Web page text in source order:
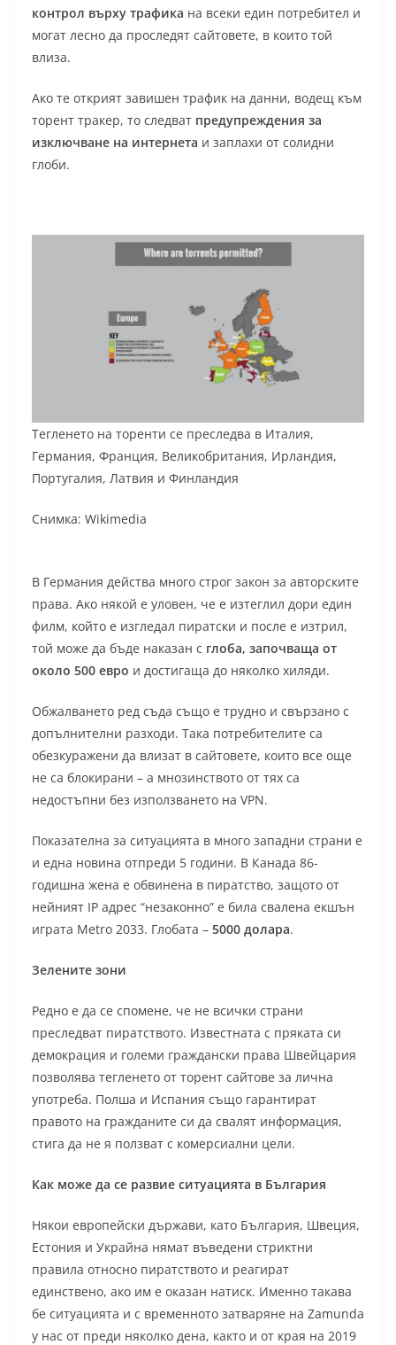
контрол върху трафика на всеки един потребител и
могат лесно да проследят сайтовете, в които той
влиза.
Ако те открият завишен трафик на данни, водещ към
торент тракер, то следват предупреждения за
изключване на интернета и заплахи от солидни
глоби.
Тегленето на торенти се преследва в Италия,
Германия, Франция, Великобритания, Ирландия,
Португалия, Латвия и Финландия
Снимка: Wikimedia
В Германия действа много строг закон за авторските
права. Ако някой е уловен, че е изтеглил дори един
филм, който е изгледал пиратски и после е изтрил,
той може да бъде наказан с глоба, започваща от
около 500 евро и достигаща до няколко хиляди.
Обжалването ред съда също е трудно и свързано с
допълнителни разходи. Така потребителите са
обезкуражени да влизат в сайтовете, които все още
не са блокирани – а мнозинството от тях са
недостъпни без използването на VPN.
Показателна за ситуацията в много западни страни е
и една новина отпреди 5 години. В Канада 86-
годишна жена е обвинена в пиратство, защото от
нейният IP адрес “незаконно” е била свалена екшън
играта Metro 2033. Глобата – 5000 долара.
Зелените зони
Редно е да се спомене, че не всички страни
преследват пиратството. Известната с пряката си
демокрация и големи граждански права Швейцария
позволява тегленето от торент сайтове за лична
употреба. Полша и Испания също гарантират
правото на гражданите си да свалят информация,
стига да не я ползват с комерсиални цели.
Как може да се развие ситуацията в България
Някои европейски държави, като България, Швеция,
Естония и Украйна нямат въведени стриктни
правила относно пиратството и реагират
единствено, ако им е оказан натиск. Именно такава
бе ситуацията и с временното затваряне на Zamunda
у нас от преди няколко дена, както и от края на 2019